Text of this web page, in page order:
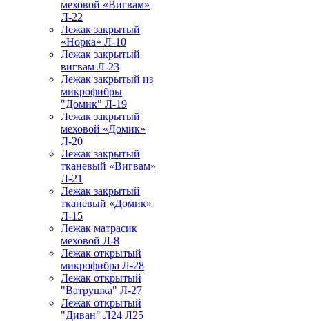
меховой «Вигвам»
Л-22
Лежак закрытый
«Норка» Л-10
Лежак закрытый
вигвам Л-23
Лежак закрытый из
микрофибры
"Домик" Л-19
Лежак закрытый
меховой «Домик»
Л-20
Лежак закрытый
тканевый «Вигвам»
Л-21
Лежак закрытый
тканевый «Домик»
Л-15
Лежак матрасик
меховой Л-8
Лежак открытый
микрофибра Л-28
Лежак открытый
"Ватрушка" Л-27
Лежак открытый
"Диван" Л24 Л25